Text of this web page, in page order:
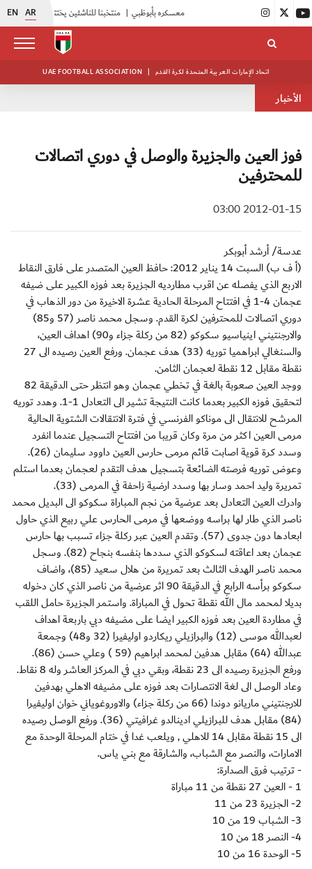
EN AR | |
UAE FOOTBALL ASSOCIATION | اتحاد الإمارات العربية المتحدة لكرة القدم
الأخبار
فوز العين والجزيرة والوصل في دوري اتصالات
للمحترفين
2012-01-15 03:00
عدسة/ أرشد أبوبكر
(أ ف ب) السبت 14 يناير 2012: حافظ العين المتصدر على فارق النقاط
الاربع الذي يفصله عن اقرب مطارديه الجزيرة بعد فوزه الكبير على ضيفه
عجمان 4-1 في افتتاح المرحلة الحادية عشرة الاخيرة من دور الذهاب في
دوري اتصالات للمحترفين لكرة القدم. وسجل محمد ناصر (57 و85)
والارجنتيني اينياسيو سكوكو (82 من ركلة جزاء و90) اهداف العين،
والسنغالي ابراهميا توريه (33) هدف عجمان. ورفع العين رصيده الى 27
نقطة مقابل 12 نقطة لعجمان الثامن.
ووجد العين صعوبة بالغة في تخطي عجمان وهو انتظر حتى الدقيقة 82
لتحقيق فوزه الكبير بعدما كانت النتيجة تشير الى التعادل 1-1. وهدد توريه
المرشح للانتقال الى موناكو الفرنسي في فترة الانتقالات الشتوية الحالية
مرمى العين اكثر من مرة وكان قريبا من افتتاح التسجيل عندما انفرد
وسدد كرة قوية اصابت قائم مرمى حارس العين داوود سليمان (26).
وعوض توريه فرصته الضائعة بتسجيل هدف التقدم لعجمان بعدما استلم
تمريرة وليد احمد وسار بها وسدد ارضية زاحفة في المرمى (33).
وادرك العين التعادل بعد عرضية من نجم المباراة سكوكو الى البديل محمد
ناصر الذي طار لها براسه ووضعها في مرمى الحارس علي ربيع الذي حاول
ابعادها دون جدوى (57). وتقدم العين عبر ركلة جزاء تسبب بها حارس
عجمان بعد اعاقته لسكوكو الذي سددها بنفسه بنجاح (82). وسجل
محمد ناصر الهدف الثالث بعد تمريرة من هلال سعيد (85)، واضاف
سكوكو برأسه الرابع في الدقيقة 90 اثر عرضية من ناصر الذي كان دخوله
بديلا لمحمد مال الله نقطة تحول في المباراة. واستمر الجزيرة حامل اللقب
في مطاردة العين بعد فوزه الكبير ايضا على مضيفه دبي باربعة اهداف
لعبدالله موسى (12) والبرازيلي ريكاردو اوليفيرا (32 و48) وجمعة
عبدالله (64) مقابل هدفين لمحمد ابراهيم (59 ) وعلي حسن (86).
ورفع الجزيرة رصيده الى 23 نقطة، وبقي دبي في المركز العاشر وله 8 نقاط.
وعاد الوصل الى لغة الانتصارات بعد فوزه على مضيفه الاهلي بهدفين
للارجنتيني ماريانو دوندا (66 من ركلة جزاء) والاوروغوياني خوان اوليفيرا
(84) مقابل هدف للبرازيلي ادينالدو غرافيتي (36). ورفع الوصل رصيده
الى 15 نقطة مقابل 14 للاهلي , ويلعب غدا في ختام المرحلة الوحدة مع
الامارات، والنصر مع الشباب، والشارقة مع بني ياس.
- ترتيب فرق الصدارة:
1 - العين 27 نقطة من 11 مباراة
2- الجزيرة 23 من 11
3- الشباب 19 من 10
4- النصر 18 من 10
5- الوحدة 16 من 10